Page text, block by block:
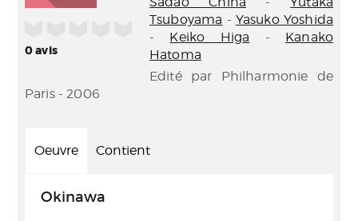
0avis
Tsuboyama - Yasuko Yoshida
- Keiko Higa - Kanako
Hatoma
Edité par Philharmonie de
Paris - 2006
Oeuvre Contient
Okinawa